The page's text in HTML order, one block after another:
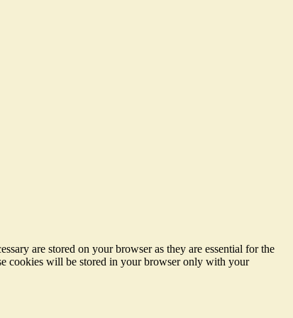
are stored on your browser as they are essential for the
cookies will be stored in your browser only with your